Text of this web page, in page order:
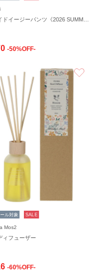
-50%OFF-
ル対象 SALE
Mos2
ィフューザー
-60%OFF-